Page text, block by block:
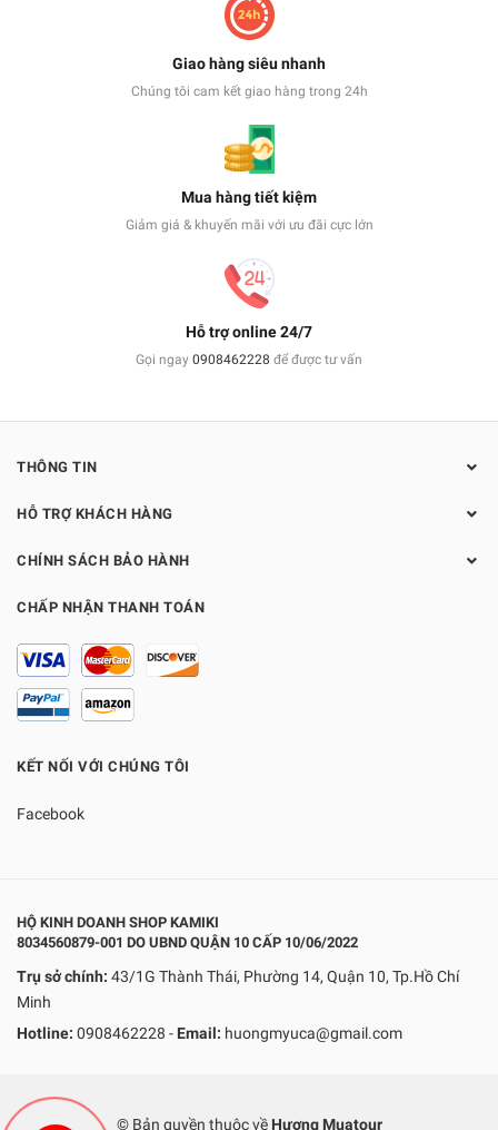
Giao hàng siêu nhanh
Chúng tôi cam kết giao hàng trong 24h
Mua hàng tiết kiệm
Giảm giá & khuyến mãi với ưu đãi cực lớn
Hỗ trợ online 24/7
Gọi ngay 0908462228 để được tư vấn
THÔNG TIN
HỖ TRỢ KHÁCH HÀNG
CHÍNH SÁCH BẢO HÀNH
CHẤP NHẬN THANH TOÁN
KẾT NỐI VỚI CHÚNG TÔI
Facebook
HỘ KINH DOANH SHOP KAMIKI
8034560879-001 DO UBND QUẬN 10 CẤP 10/06/2022
Trụ sở chính: 43/1G Thành Thái, Phường 14, Quận 10, Tp.Hồ Chí
Minh
Hotline: 0908462228 - Email: huongmyuca@gmail.com
© Bản quyền thuộc về Hương Muatour